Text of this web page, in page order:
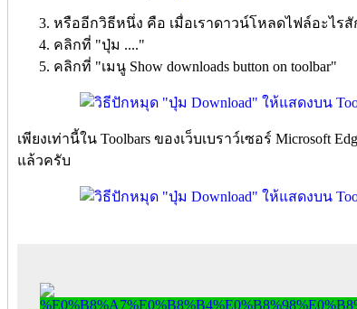
หรืออีกวิธีหนึ่ง คือ เมื่อเราดาวน์โหลดไฟล์อะไร
คลิกที่ "ปุ่ม ...."
คลิกที่ "เมนู Show downloads button on toolbar"
เพียงเท่านี้ใน Toolbars ของเว็บเบราว์เซอร์ Microsoft
แล้วครับ